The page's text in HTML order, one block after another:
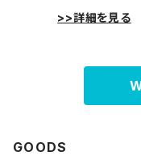
>>詳細を見る
GOODS